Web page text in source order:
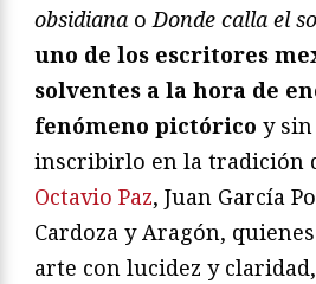
obsidiana oDonde calla el
uno de los escritores
solventes a la hora de
fenómeno pictórico y
inscribirlo en la tradición
Octavio Paz, Juan García
Cardoza y Aragón,
arte con lucidez y